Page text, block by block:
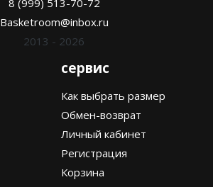
Basketroom@inbox.ru
2013 - 2026
сервис
Как выбрать размер
Обмен-возврат
Личный кабинет
Регистрация
Корзина